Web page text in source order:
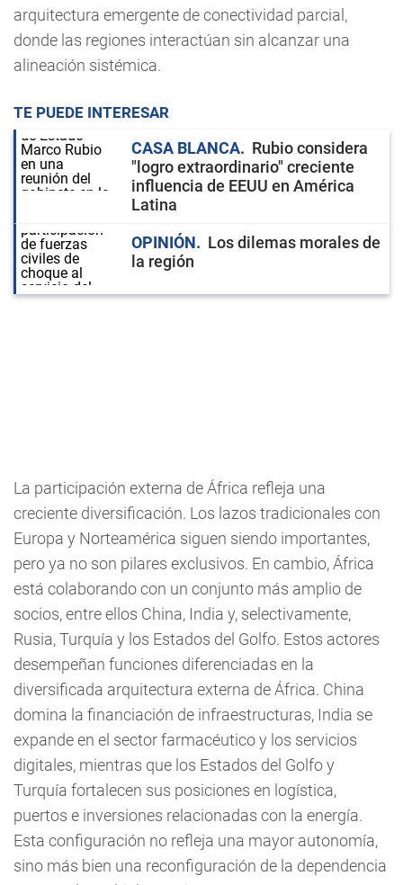
arquitectura emergente de conectividad parcial,
donde las regiones interactúan sin alcanzar una
alineación sistémica.
TE PUEDE INTERESAR
CASA BLANCA
Rubio considera
"logro extraordinario" creciente
influencia de EEUU en América
Latina
OPINIÓN
Los dilemas morales de
la región
La participación externa de África refleja una
creciente diversificación. Los lazos tradicionales con
Europa y Norteamérica siguen siendo importantes,
pero ya no son pilares exclusivos. En cambio, África
está colaborando con un conjunto más amplio de
socios, entre ellos China, India y, selectivamente,
Rusia, Turquía y los Estados del Golfo. Estos actores
desempeñan funciones diferenciadas en la
diversificada arquitectura externa de África. China
domina la financiación de infraestructuras, India se
expande en el sector farmacéutico y los servicios
digitales, mientras que los Estados del Golfo y
Turquía fortalecen sus posiciones en logística,
puertos e inversiones relacionadas con la energía.
Esta configuración no refleja una mayor autonomía,
sino más bien una reconfiguración de la dependencia